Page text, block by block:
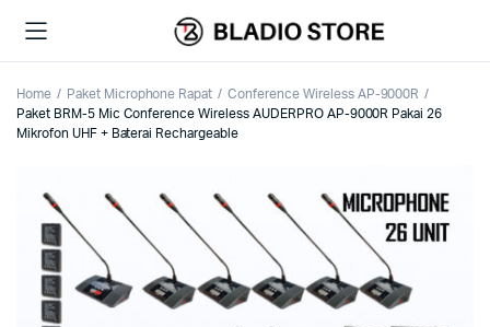
Home Paket Microphone Rapat
Conference Wireless AP-9000R
Paket BRM-5 Mic Conference Wireless AUDERPRO AP-9000R Pakai 26
Mikrofon UHF + Baterai Rechargeable